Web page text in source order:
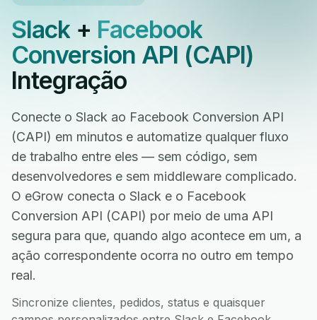
Slack+ Facebook
Conversion API (CAPI)
Integração
Conecte o Slack ao Facebook Conversion API
(CAPI) em minutos e automatize qualquer fluxo
de trabalho entre eles — sem código, sem
desenvolvedores e sem middleware complicado.
O eGrow conecta o Slack e o Facebook
Conversion API (CAPI) por meio de uma API
segura para que, quando algo acontece em um, a
ação correspondente ocorra no outro em tempo
real.
Sincronize clientes, pedidos, status e quaisquer